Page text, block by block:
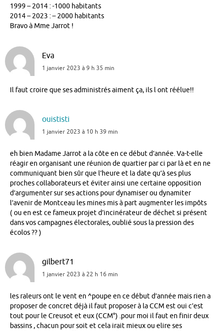
1999 – 2014 : -1000 habitants
2014 – 2023 : – 2000 habitants
Bravo à Mme Jarrot !
Eva
1 janvier 2023 à 9 h 35 min
Il faut croire que ses administrés aiment ça, ils l ont réélue!!
ouististi
1 janvier 2023 à 10 h 39 min
eh bien Madame Jarrot a la côte en ce début d’année. Va-t-elle
réagir en organisant une réunion de quartier par ci par là et en ne
communiquant bien sûr que l’heure et la date qu’à ses plus
proches collaborateurs et éviter ainsi une certaine opposition
d’argumenter sur ses actions pour dynamiser ou dynamiter
l’avenir de Montceau les mines mis à part augmenter les impôts
( ou en est ce fameux projet d’incinérateur de déchet si présent
dans vos campagnes électorales, oublié sous la pression des
écolos ?? )
gilbert71
1 janvier 2023 à 22 h 16 min
les raleurs ont le vent en ^poupe en ce début d’année mais rien a
proposer de concret déjà il faut proposer à la CCM est oui c’est
tout pour le Creusot et eux (CCM°) .pour moi il faut en finir deux
bassins , chacun pour soit et cela irait mieux ou elire ses